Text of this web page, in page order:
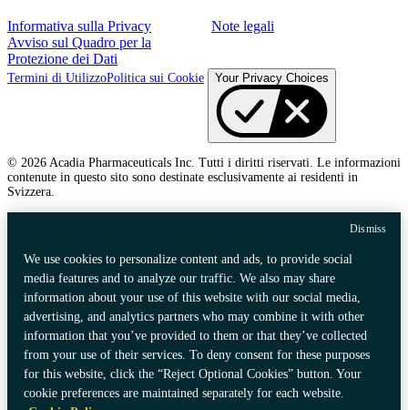
Informativa sulla Privacy
Avviso sul Quadro per la
Protezione dei Dati
Note legali
Termini di UtilizzoPolitica sui Cookie Your Privacy Choices
© 2026 Acadia Pharmaceuticals Inc. Tutti i diritti riservati. Le informazioni
contenute in questo sito sono destinate esclusivamente ai residenti in
Svizzera.
We use cookies to personalize content and ads, to provide social
media features and to analyze our traffic. We also may share
information about your use of this website with our social media,
advertising, and analytics partners who may combine it with other
information that you’ve provided to them or that they’ve collected
from your use of their services. To deny consent for these purposes
for this website, click the “Reject Optional Cookies” button. Your
cookie preferences are maintained separately for each website.
Dismiss